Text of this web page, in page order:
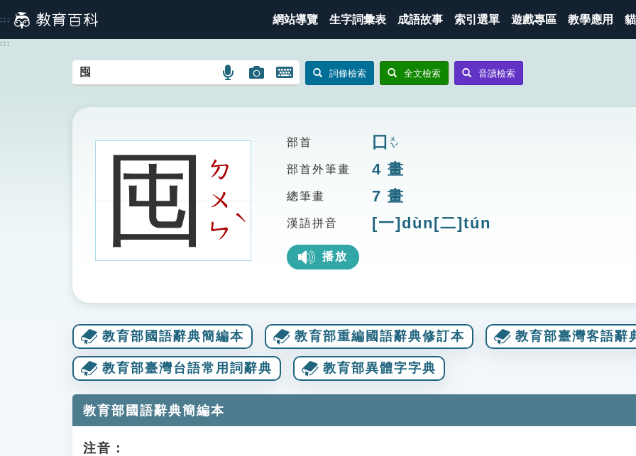
到
主
::: 網站導覽 生字詞彙表 成語故事 索引選單 遊戲專區 教學應用
:::
語
搜
圖
圖
搜
開
鍵
圖
詞條檢索 全文檢索 音讀檢索
囤ㄉ
ㄨ
ㄣ
ˋ
部首 囗 ㄨㄟˊ
部首外筆畫 4 畫
總筆畫 7 畫
漢語拼音 [一]dùn[二]tún
播放
教育部國語辭典簡編本 教育部重編國語辭典修訂本 教育部臺灣客語辭
教育部臺灣台語常用詞辭典 教育部異體字字典
教育部國語辭典簡編本
注音：